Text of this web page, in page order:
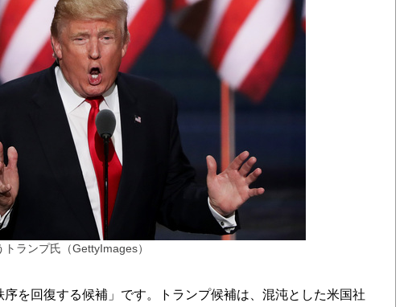
ランプ氏（GettyImages）
を回復する候補」です。トランプ候補は、混沌とした米国社